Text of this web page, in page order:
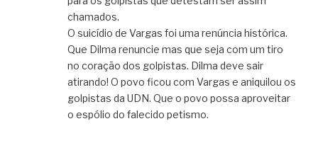
chamados.
O suicídio de Vargas foi uma renúncia histórica.
Que Dilma renuncie mas que seja com um tiro
no coração dos golpistas. Dilma deve sair
atirando! O povo ficou com Vargas e aniquilou os
golpistas da UDN. Que o povo possa aproveitar
o espólio do falecido petismo.